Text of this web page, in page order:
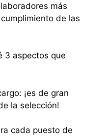
más
de las
3 aspectos que
¡es de gran
la selección!
cada puesto de